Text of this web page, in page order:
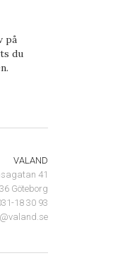
på
du
VALAND
41
Göteborg
18 30 93